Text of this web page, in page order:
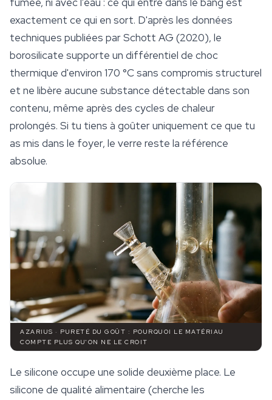
exactement ce qui en sort. D'après les données
techniques publiées par Schott AG (2020), le
borosilicate supporte un différentiel de choc
thermique d'environ 170 °C sans compromis structurel
et ne libère aucune substance détectable dans son
contenu, même après des cycles de chaleur
prolongés. Si tu tiens à goûter uniquement ce que tu
as mis dans le foyer, le verre reste la référence
absolue.
AZARIUS · PURETÉ DU GOÛT : POURQUOI LE MATÉRIAU
COMPTE PLUS QU'ON NE LE CROIT
Le silicone occupe une solide deuxième place. Le
silicone de qualité alimentaire (cherche les